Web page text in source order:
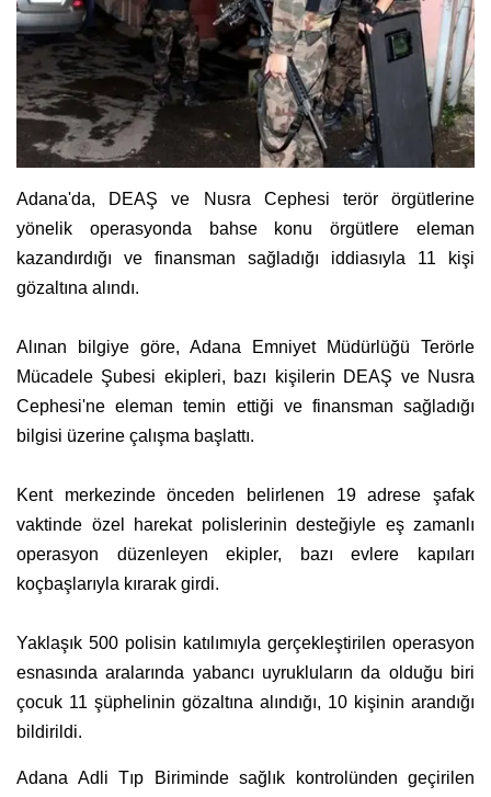
Adana'da, DEAŞ ve Nusra Cephesi terör örgütlerine
yönelik operasyonda bahse konu örgütlere eleman
kazandırdığı ve finansman sağladığı iddiasıyla 11 kişi
gözaltına alındı.
Alınan bilgiye göre, Adana Emniyet Müdürlüğü Terörle
Mücadele Şubesi ekipleri, bazı kişilerin DEAŞ ve Nusra
Cephesi'ne eleman temin ettiği ve finansman sağladığı
bilgisi üzerine çalışma başlattı.
Kent merkezinde önceden belirlenen 19 adrese şafak
vaktinde özel harekat polislerinin desteğiyle eş zamanlı
operasyon düzenleyen ekipler, bazı evlere kapıları
koçbaşlarıyla kırarak girdi.
Yaklaşık 500 polisin katılımıyla gerçekleştirilen operasyon
esnasında aralarında yabancı uyrukluların da olduğu biri
çocuk 11 şüphelinin gözaltına alındığı, 10 kişinin arandığı
bildirildi.
Adana Adli Tıp Biriminde sağlık kontrolünden geçirilen